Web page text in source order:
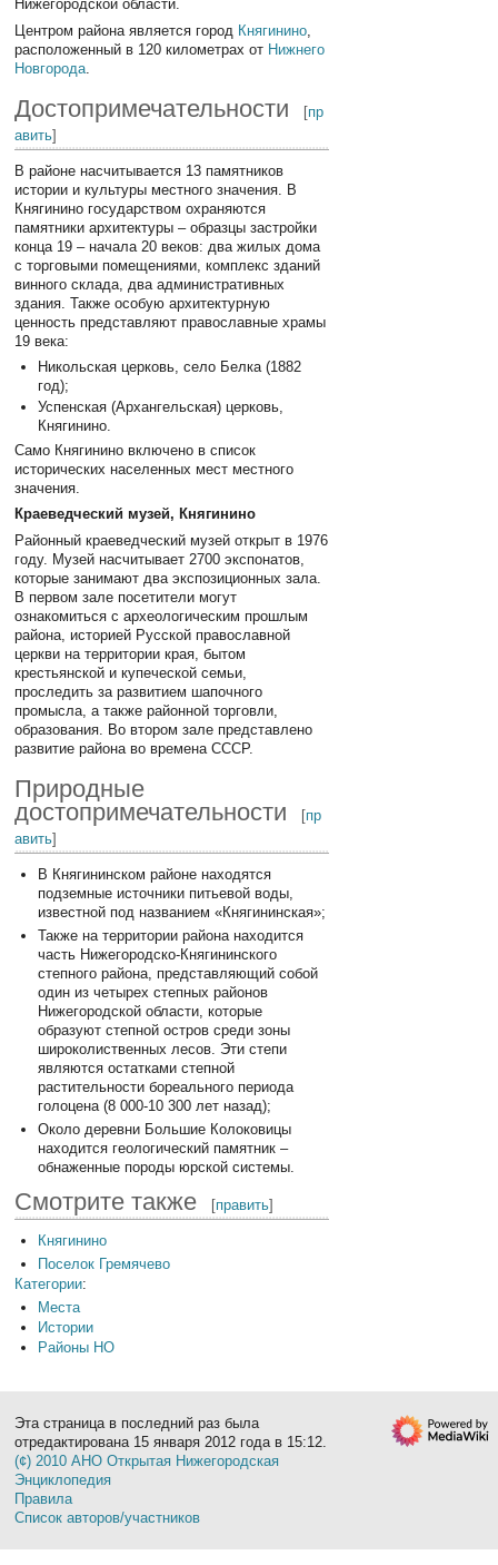
Нижегородской области.
Центром района является город Княгинино
расположенный в 120 километрах от Нижнего
Новгорода
Достопримечательности [пр
авить]
В районе насчитывается 13 памятников
истории и культуры местного значения. В
Княгинино государством охраняются
памятники архитектуры – образцы застройки
конца 19 – начала 20 веков: два жилых дома
с торговыми помещениями, комплекс зданий
винного склада, два административных
здания. Также особую архитектурную
ценность представляют православные храмы
19 века:
Никольская церковь, село Белка (1882
год);
Успенская (Архангельская) церковь,
Княгинино.
Само Княгинино включено в список
исторических населенных мест местного
значения.
Краеведческий музей, Княгинино
Районный краеведческий музей открыт в 1976
году. Музей насчитывает 2700 экспонатов,
которые занимают два экспозиционных зала.
В первом зале посетители могут
ознакомиться с археологическим прошлым
района, историей Русской православной
церкви на территории края, бытом
крестьянской и купеческой семьи,
проследить за развитием шапочного
промысла, а также районной торговли,
образования. Во втором зале представлено
развитие района во времена СССР.
Природные
достопримечательности
[пр
авить]
В Княгининском районе находятся
подземные источники питьевой воды,
известной под названием «Княгининская»;
Также на территории района находится
часть Нижегородско-Княгининского
степного района, представляющий собой
один из четырех степных районов
Нижегородской области, которые
образуют степной остров среди зоны
широколиственных лесов. Эти степи
являются остатками степной
растительности бореального периода
голоцена (8 000-10 300 лет назад);
Около деревни Большие Колоковицы
находится геологический памятник –
обнаженные породы юрской системы.
Смотрите также [править]
Княгинино
Поселок Гремячево
Категории:
Места
Истории
Районы НО
Эта страница в последний раз была
отредактирована 15 января 2012 года в 15:12.
(¢) 2010 АНО Открытая Нижегородская
Энциклопедия
Правила
Список авторов/участников